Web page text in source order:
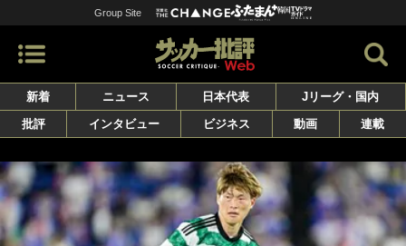
Group Site
新着 ニュース 日本代表
Jリーグ・国内
批評
インタビュー ビジネス 動画 連載